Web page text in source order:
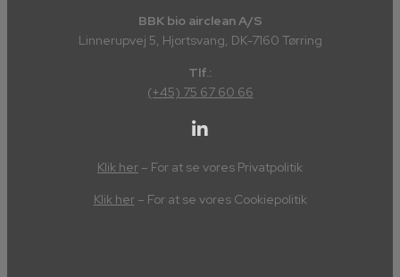
BBK bio airclean A/S
Linnerupvej 5, Hjortsvang, DK-7160 Tørring
Tlf.:
(+45) 75 67 60 66
Klik her – For at se vores Privatpolitik
Klik her– For at se vores Cookiepolitik